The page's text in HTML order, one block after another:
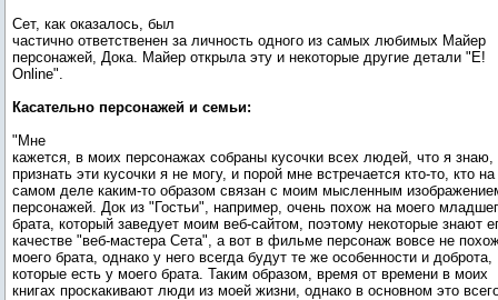
Сет, как оказалось, был
частично ответственен за личность одного из самых любимых Майер
персонажей, Дока. Майер открыла эту и некоторые другие детали "E!
Online".
Касательно персонажей и семьи:
"Мне
кажется, в моих персонажах собраны кусочки всех людей, что я знаю,
признать эти кусочки я не могу, и порой мне встречается кто-то, кто на
самом деле каким-то образом связан с моим мысленным
персонажей. Док из "Гостьи", например, очень похож на моего
брата, который заведует моим веб-сайтом, поэтому некоторые знают
качестве "веб-мастера Сета", а вот в фильме персонаж вовсе не
моего брата, однако у него всегда будут те же особенности и доброта,
которые есть у моего брата. Таким образом, время от времени в моих
книгах проскакивают люди из моей жизни, однако в основном это